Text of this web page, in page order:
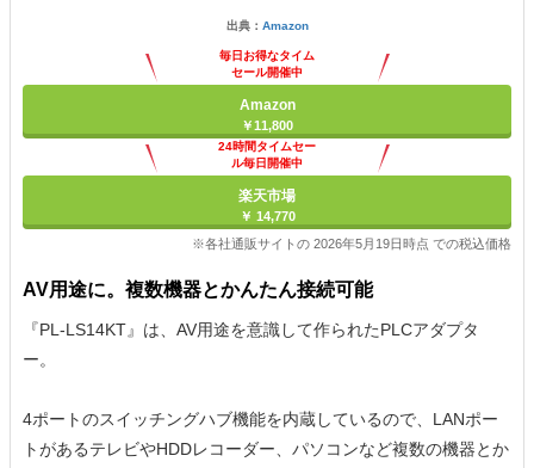
出典： Amazon
毎日お得なタイム
セール開催中
Amazon
￥11,800
24時間タイムセー
ル毎日開催中
楽天市場
￥ 14,770
※各社通販サイトの 2026年5月19日時点 での税込価格
AV用途に。複数機器とかんたん接続可能
『PL-LS14KT』は、AV用途を意識して作られたPLCアダプタ
ー。
4ポートのスイッチングハブ機能を内蔵しているので、LANポー
トがあるテレビやHDDレコーダー、パソコンなど複数の機器とか